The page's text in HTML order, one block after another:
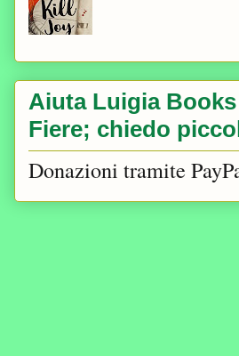
Aiuta Luigia
Fiere; chiedo
Donazioni tramite